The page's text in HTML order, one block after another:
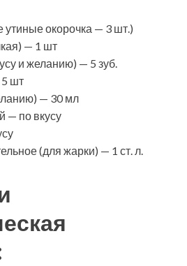
утиные окорочка — 3 шт.)
— 1 шт
и желанию) — 5 зуб.
шт
— 30 мл
— по вкусу
(для жарки) — 1 ст. л.